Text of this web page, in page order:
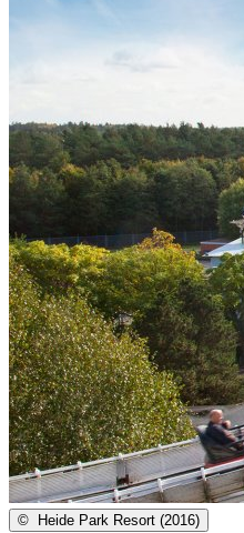
© Heide Park Resort (2016)